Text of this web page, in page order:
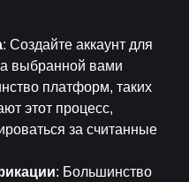
: Создайте аккаунт для
выбранной вами
платформ, таких
этот процесс,
за считанные
: Большинство